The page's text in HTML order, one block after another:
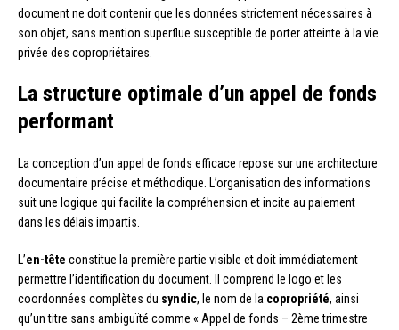
document ne doit contenir que les données strictement nécessaires à
son objet, sans mention superflue susceptible de porter atteinte à la vie
privée des copropriétaires.
La structure optimale d’un appel de fonds
performant
La conception d’un appel de fonds efficace repose sur une architecture
documentaire précise et méthodique. L’organisation des informations
suit une logique qui facilite la compréhension et incite au paiement
dans les délais impartis.
L’en-tête constitue la première partie visible et doit immédiatement
permettre l’identification du document. Il comprend le logo et les
coordonnées complètes du syndic, le nom de la copropriété, ainsi
qu’un titre sans ambiguïté comme « Appel de fonds – 2ème trimestre